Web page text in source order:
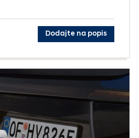
Dodajte na popis